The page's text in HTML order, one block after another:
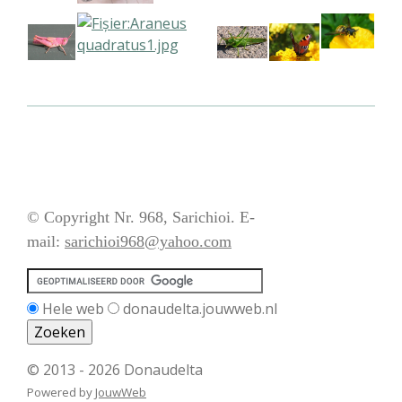
© Copyright Nr. 968, Sarichioi. E-
mail: sarichioi968@yahoo.com
Hele web donaudelta.jouwweb.nl
© 2013 - 2026 Donaudelta
Powered by JouwWeb